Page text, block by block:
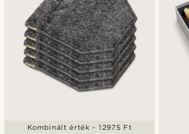
Kombinált érték - 12975 Ft